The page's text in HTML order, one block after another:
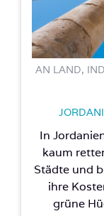
AN LAND,
In
kaum
Städte und
ihre
grüne